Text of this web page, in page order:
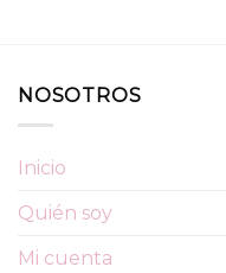
NOSOTROS
Inicio
Quién soy
Mi cuenta